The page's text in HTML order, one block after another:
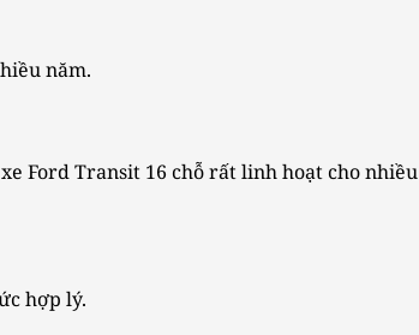
năm.
Ford Transit 16 chỗ rất linh hoạt cho nhiều
hợp lý.